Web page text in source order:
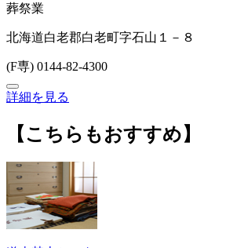
葬祭業
北海道白老郡白老町字石山１－８
(F専) 0144-82-4300
詳細を見る
【こちらもおすすめ】